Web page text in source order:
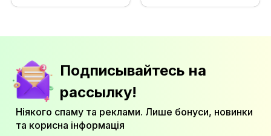
Подписывайтесь на
рассылку!
Ніякого спаму та реклами. Лише бонуси, новинки
та корисна інформація